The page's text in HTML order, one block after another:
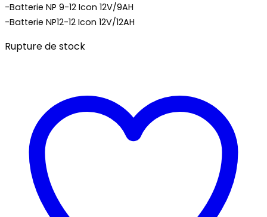
-Batterie NP 9-12 Icon 12V/9AH
-Batterie NP12-12 Icon 12V/12AH
Rupture de stock